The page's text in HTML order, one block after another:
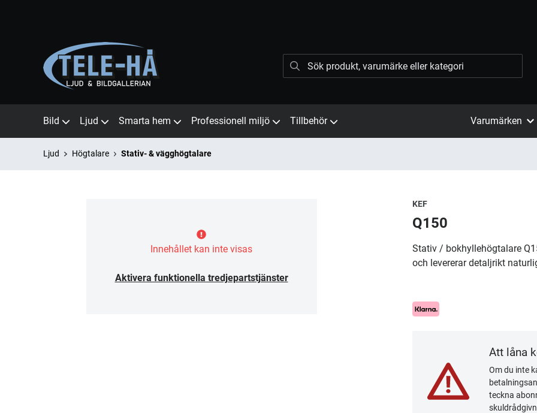
Bild Ljud Smarta hem Professionell miljö Tillbehör Varumärken
Ljud Högtalare Stativ- & vägghögtalare
Innehållet kan inte visas
Aktivera funktionella tredjepartstjänster
KEF
Q150
Stativ / bokhyllehögtalare
och levererar detaljrikt
Att låna
Om du inte
teckna